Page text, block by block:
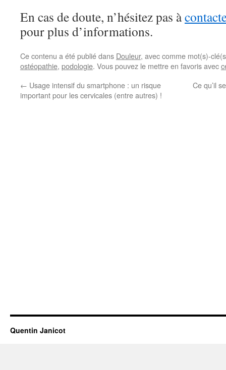
En cas de doute, n’hésitez pas à
pour plus d’informations.
Ce contenu a été publié dans Douleur, avec comme mot(s)-
ostéopathie, podologie. Vous pouvez le mettre en favoris avec
← Usage intensif du smartphone : un risque
important pour les cervicales (entre autres) !
Ce qu’il
Quentin Janicot